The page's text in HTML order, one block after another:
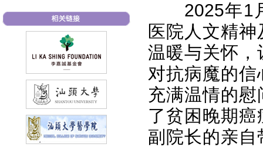
2025年1
医院人文精
温暖与关怀
对抗病魔的
充满温情的
了贫困晚期
副院长的亲